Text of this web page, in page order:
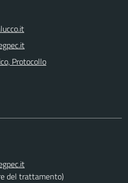
Protocollo
del trattamento)